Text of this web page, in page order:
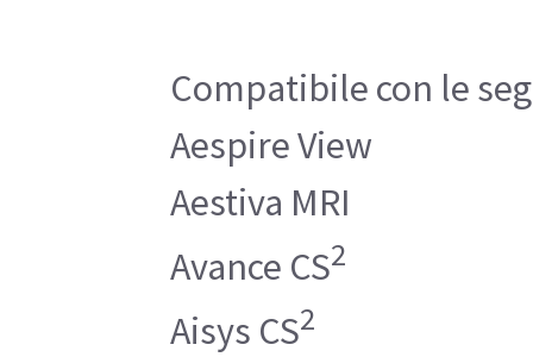
Compatibile con le
Aespire View
Aestiva MRI
Avance CS2
Aisys CS2